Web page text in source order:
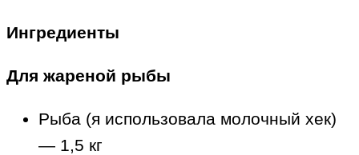
Ингредиенты
Для жареной рыбы
Рыба (я использовала молочный хек)
— 1,5 кг